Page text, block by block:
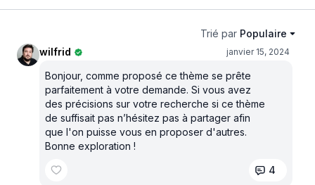
Trié par Populaire
wilfrid
janvier 15, 2024
Bonjour, comme proposé ce thème se prête
parfaitement à votre demande. Si vous avez
des précisions sur votre recherche si ce thème
de suffisait pas n’hésitez pas à partager afin
que l'on puisse vous en proposer d'autres.
Bonne exploration !
4